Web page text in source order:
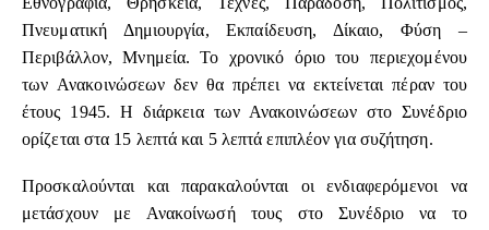
Πνευματική Δημιουργία, Εκπαίδευση, Δίκαιο, Φύση –
Περιβάλλον, Μνημεία. Το χρονικό όριο του περιεχομένου
των Ανακοινώσεων δεν θα πρέπει να εκτείνεται πέραν του
έτους 1945. Η διάρκεια των Ανακοινώσεων στο Συνέδριο
ορίζεται στα 15 λεπτά και 5 λεπτά επιπλέον για συζήτηση.
Προσκαλούνται και παρακαλούνται οι ενδιαφερόμενοι να
μετάσχουν με Ανακοίνωσή τους στο Συνέδριο να το